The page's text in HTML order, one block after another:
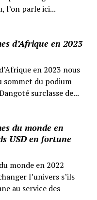
l’on parle ici...
d’Afrique en 2023
en 2023 nous
sommet du podium
surclasse de...
du monde en
USD en fortune
monde en 2022
l’univers s’ils
au service des